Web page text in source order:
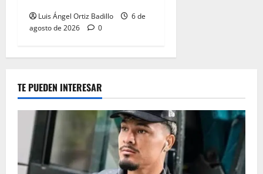
Luis Ángel Ortiz Badillo
6 de
agosto de 2026
0
TE PUEDEN INTERESAR